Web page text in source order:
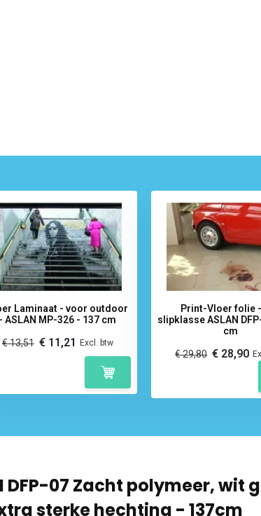
Laminaat - voor outdoor
- ASLAN MP-326 - 137 cm
€ 13,51 € 11,21 Excl. btw
Print-Vloer folie -
slipklasse ASLAN DFP-44 -
cm
€ 29,80 € 28,90
DFP-07 Zacht polymeer, wit
sterke hechting - 137cm